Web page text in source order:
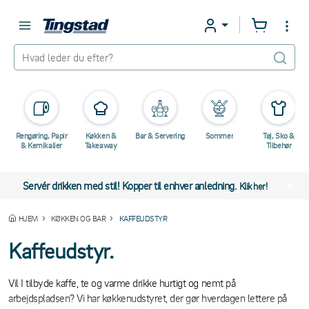
Rengøring, Papir
& Kemikalier
Køkken &
Takeaway
Bar & Servering Sommer
Tøj, Sko &
Tilbehør
Servér drikken med stil! Kopper til enhver anledning. Klik her!
HJEM KØKKEN OG BAR KAFFEUDSTYR
Kaffeudstyr.
Vil I tilbyde kaffe, te og varme drikke hurtigt og nemt på
arbejdspladsen? Vi har køkkenudstyret, der gør hverdagen lettere på